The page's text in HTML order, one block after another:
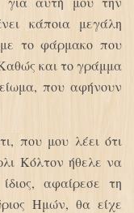
κάποια μεγάλη
το φάρμακο που
και το γράμμα
που αφήνουν
που μου λέει ότι
Κόλτον ήθελε να
αφαίρεσε τη
Ημών, θα είχε